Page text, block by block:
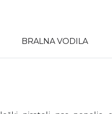
BRALNA VODILA